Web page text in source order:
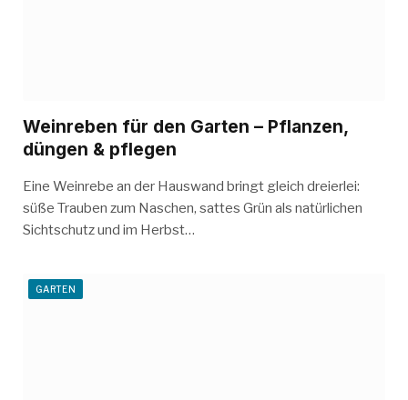
Weinreben für den Garten – Pflanzen,
düngen & pflegen
Eine Weinrebe an der Hauswand bringt gleich dreierlei:
süße Trauben zum Naschen, sattes Grün als natürlichen
Sichtschutz und im Herbst…
GARTEN